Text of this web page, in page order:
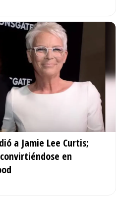
a Jamie Lee Curtis;
en